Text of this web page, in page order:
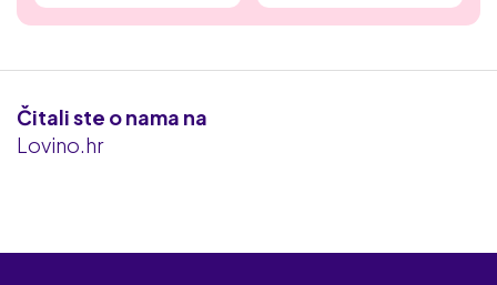
XXX HR flert
Flert kontakt
Čitali ste o nama na
Lovino.hr